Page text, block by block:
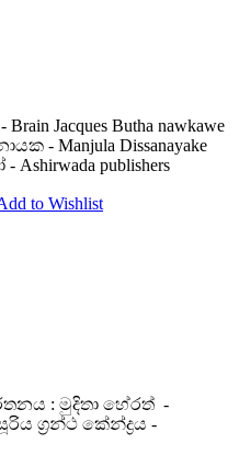
Brain Jacques Butha nawkawe
- Manjula Dissanayake
publishers
to Wishlist
: මුදිතා හේරත් -
ග්‍රන්ථ කේන්ද්‍රය -